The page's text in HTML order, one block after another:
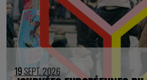
19SEPT. 2026